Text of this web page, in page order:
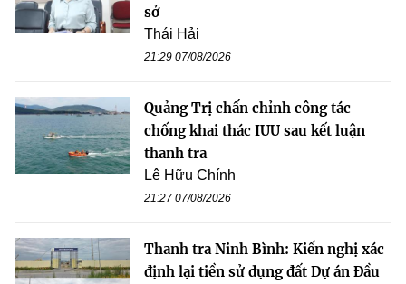
sở
Thái Hải
21:29 07/08/2026
Quảng Trị chấn chỉnh công tác
chống khai thác IUU sau kết luận
thanh tra
Lê Hữu Chính
21:27 07/08/2026
Thanh tra Ninh Bình: Kiến nghị xác
định lại tiền sử dụng đất Dự án Đầu